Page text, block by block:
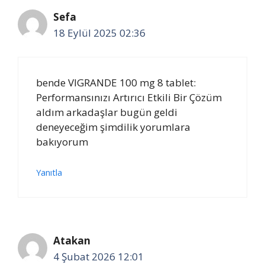
Sefa
18 Eylül 2025 02:36
bende VIGRANDE 100 mg 8 tablet:
Performansınızı Artırıcı Etkili Bir Çözüm
aldım arkadaşlar bugün geldi
deneyeceğim şimdilik yorumlara
bakıyorum
Yanıtla
Atakan
4 Şubat 2026 12:01